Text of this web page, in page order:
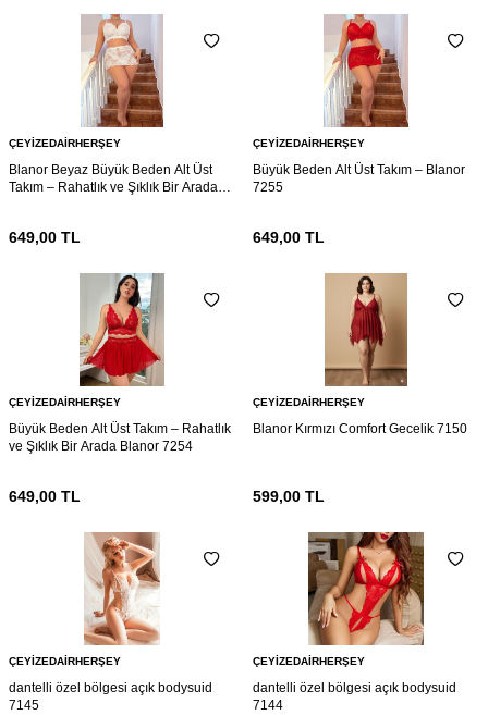
ÇEYIZEDAIRHERŞEY
Blanor Beyaz Büyük Beden Alt Üst
Takım – Rahatlık ve Şıklık Bir Arada
649,00 TL
ÇEYIZEDAIRHERŞEY
Büyük Beden Alt Üst Takım – Blanor
7255
649,00 TL
ÇEYIZEDAIRHERŞEY
Büyük Beden Alt Üst Takım – Rahatlık
ve Şıklık Bir Arada Blanor 7254
649,00 TL
ÇEYIZEDAIRHERŞEY
Blanor Kırmızı Comfort Gecelik 7150
599,00 TL
ÇEYIZEDAIRHERŞEY
dantelli özel bölgesi açık bodysuid
7145
ÇEYIZEDAIRHERŞEY
dantelli özel bölgesi açık bodysuid
7144